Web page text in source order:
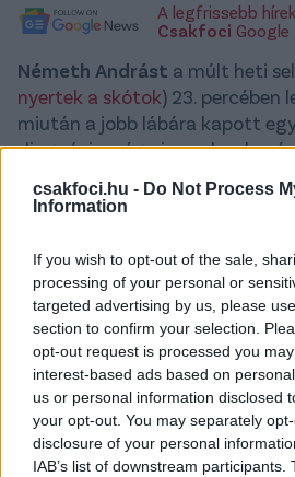
csakfoci.hu - Do Not Process
Information
If you wish to opt-out of the sale,
processing of your personal or
targeted advertising by us, please
section to confirm your selection.
opt-out request is processed you
interest-based ads based on
us or personal information disclosed
your opt-out. You may separately
disclosure of your personal
IAB’s list of downstream
A legfrissebb
Csakfoci Google
Németh Andrást a múlt heti
nyertek a skótok) 23. percében
miután a jobb lábára kapott
diagnózis még nincs, de a lap
budapesti talákozón a magyar
A 20 éves, már a felnőtt
bemutatkozott hamburgi
balszerencse sújtja az elmúlt
például bokatörést szenvedett,
hónapig nem játszhatott.
A magyar csatár ebben a
lépett pályára a Bundesliga 2-